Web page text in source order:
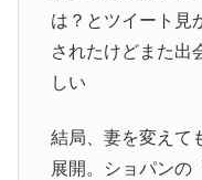
は？とツイート見
されたけどまた出
しい
結局、妻を変えて
展開。ショパンの